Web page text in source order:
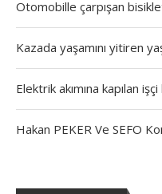
Otomobille çarpışan
Kazada yaşamını yitiren
Elektrik akımına kapılan
Hakan PEKER Ve SEFO